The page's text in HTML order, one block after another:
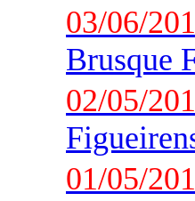
03/06/
Brusque
02/05/
01/05/